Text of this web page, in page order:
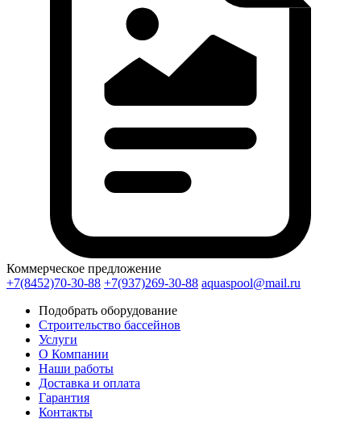
Коммерческое предложение
+7(8452)70-30-88 +7(937)269-30-88 aquaspool@mail.ru
Подобрать оборудование
Строительство бассейнов
Услуги
О Компании
Наши работы
Доставка и оплата
Гарантия
Контакты